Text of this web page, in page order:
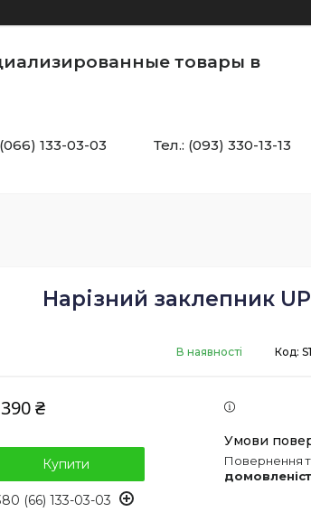
товары в
133-03-03 Тел.: (093) 330-13-13
Нарізний заклепник
В наявності Код:
₴
Купити
(66) 133-03-03
повернення